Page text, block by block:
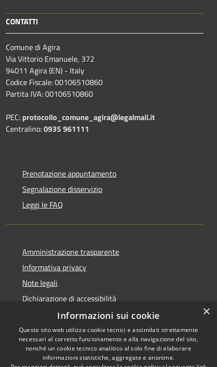
CONTATTI
Comune di Agira
Via Vittorio Emanuele, 372
94011 Agira (EN) - Italy
Codice Fiscale: 00106510860
Partita IVA: 00106510860
PEC: protocollo_comune_agira@legalmail.it
Centralino:0935 961111
Prenotazione appuntamento
Segnalazione disservizio
Leggi le FAQ
Amministrazione trasparente
Informativa privacy
Note legali
Dichiarazione di accessibilità
Accessibilità
Copyright © 2026 • Comune di
Agira • Powered by
×
Informazioni sui cookie
Questo sito web utilizza cookie tecnici e assimilati strettamente
necessari al corretto funzionamento e alla navigazione del sito,
nonché un cookie tecnico analitico al solo fine di elaborare
informazioni statistiche, aggregate e anonime.